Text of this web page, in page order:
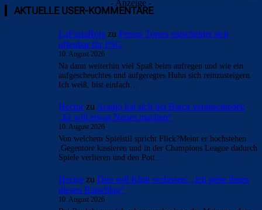
- Anzeige -
AKTUELLE USER-KOMMENTARE
LaFuriaRoja zu Ferran Torres entscheidet sich
offenbar für PSG
10. August 2026
Na dann weiterhin viel Spaß beim aufregen und wie ein
aufgescheuchtes und aufgeregtes Huhn sich reinzusteigern.
Ich weiß, bist einfach…
Hector zuAraújo hat sich bei Barça verabschiedet:
„Er will etwas Neues machen“
10. August 2026
Von welchem Spielstil spricht Flick?Meint er hochstehen
,Gegentore kassieren und in der Champions League dadurch
Spiele verlieren und den Pott…
Hector zu Duo soll Klub verlassen: „Ich gebe ihnen
diesen Ratschlag“
10. August 2026